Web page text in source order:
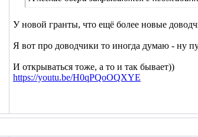
У новой гранты, что ещё более новые
Я вот про доводчики то иногда думаю - ну
И открываться тоже, а то и так бывает))
https://youtu.be/H0qPQoOQXYE